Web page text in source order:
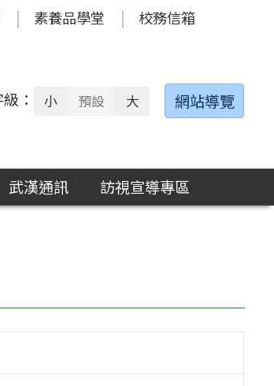
素養品學堂 校務信箱
： 小 預設 大 網站導覽
武漢通訊
訪視宣導專區